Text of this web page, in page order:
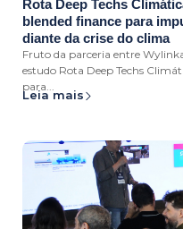
Rota Deep Techs
blended finance para
diante da crise do clima
Fruto da parceria entre
estudo Rota Deep Techs
para...
Leia mais